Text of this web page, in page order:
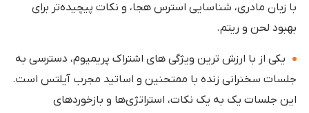
با زبان مادری، شناسایی استرس هجا، و نکات پیچیده‌تر برای
بهبود لحن و ریتم.
یکی از با ارزش ترین ویژگی های اشتراک پریمیوم، دسترسی به
جلسات سخنرانی زنده با ممتحنین و اساتید مجرب آیلتس است.
این جلسات یک به یک نکات، استراتژی‌ها و بازخوردهای